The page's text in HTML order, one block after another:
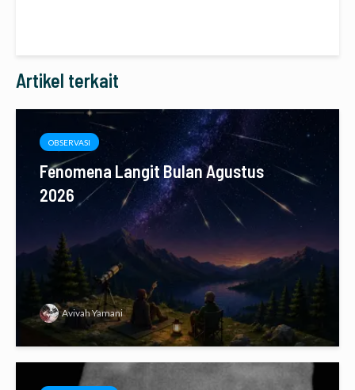
Artikel terkait
OBSERVASI
Fenomena Langit Bulan Agustus
2026
Avivah Yamani